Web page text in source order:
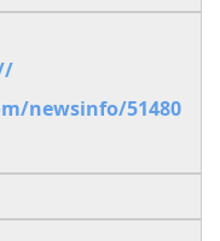
newsinfo/51480